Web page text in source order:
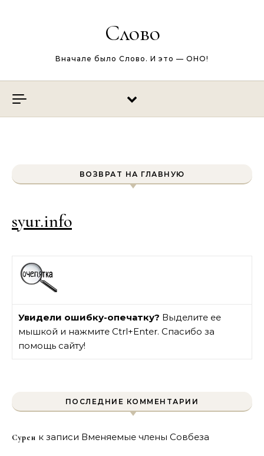
Слово
Вначале было Слово. И это — ОНО!
ВОЗВРАТ НА ГЛАВНУЮ
syur.info
Увидели ошибку-опечатку? Выделите ее
мышкой и нажмите Ctrl+Enter. Спасибо за
помощь сайту!
ПОСЛЕДНИЕ КОММЕНТАРИИ
Сурен к записи Вменяемые члены Совбеза